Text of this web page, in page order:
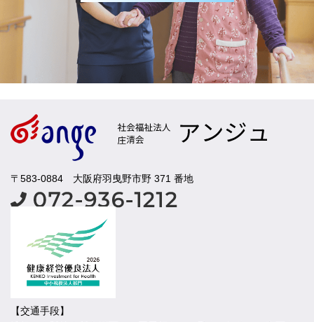
〒583-0884 大阪府羽曳野市野 371 番地
【交通手段】